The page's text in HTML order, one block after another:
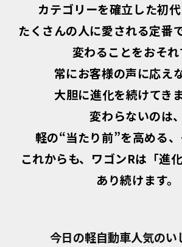
カテゴリーを確立した初代
たくさんの人に愛される定番
変わることをおそれ
常にお客様の声に応え
大胆に進化を続けてき
変わらないのは、
軽の“当たり前”を高める、
これからも、ワゴンRは「進
あり続けます。
今日の軽自動車人気のい